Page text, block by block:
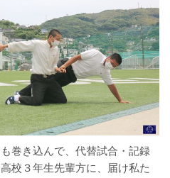
巻き込んで、代替試合・記録
校３年生先輩方に、届け私た